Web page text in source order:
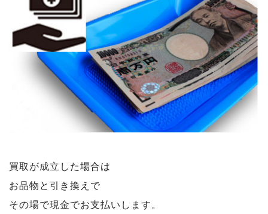
買取が成立した場合は
お品物と引き換えで
その場で現金でお支払いします。